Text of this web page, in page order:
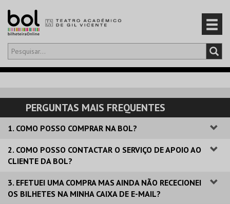
Olá,iniciar sessão
CARRINHO
EVENTOS
CARTÕES
PERGUNTAS MAIS FREQUENTES
1. COMO POSSO COMPRAR NA BOL?
2. COMO POSSO CONTACTAR O SERVIÇO DE APOIO AO
CLIENTE DA BOL?
3. EFETUEI UMA COMPRA MAS AINDA NÃO RECECIONEI
OS BILHETES NA MINHA CAIXA DE E-MAIL?